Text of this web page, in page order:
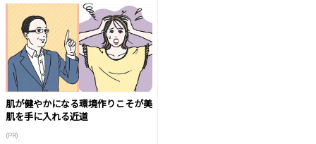
肌が健やかになる環境作りこそが美
肌を手に入れる近道
(PR)